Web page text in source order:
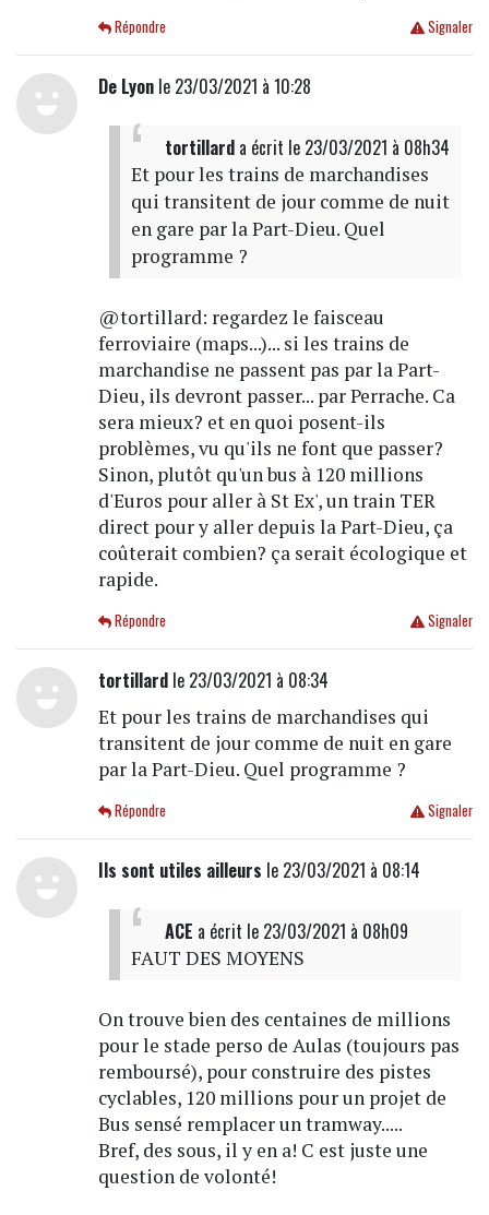
Signaler
Répondre
De Lyonle 23/03/2021 à 10:28
tortillarda écrit le 23/03/2021 à 08h34
Et pour les trains de marchandises
qui transitent de jour comme de nuit
en gare par la Part-Dieu. Quel
programme ?
@tortillard: regardez le faisceau
ferroviaire (maps...)... si les trains de
marchandise ne passent pas par la Part-
Dieu, ils devront passer... par Perrache. Ca
sera mieux? et en quoi posent-ils
problèmes, vu qu'ils ne font que passer?
Sinon, plutôt qu'un bus à 120 millions
d'Euros pour aller à St Ex', un train TER
direct pour y aller depuis la Part-Dieu, ça
coûterait combien? ça serait écologique et
rapide.
Signaler
Répondre
tortillardle 23/03/2021 à 08:34
Et pour les trains de marchandises qui
transitent de jour comme de nuit en gare
par la Part-Dieu. Quel programme ?
Signaler
Répondre
Ils sont utiles ailleurs le 23/03/2021 à 08:14
ACE a écrit le 23/03/2021 à 08h09
FAUT DES MOYENS
On trouve bien des centaines de millions
pour le stade perso de Aulas (toujours pas
remboursé), pour construire des pistes
cyclables, 120 millions pour un projet de
Bus sensé remplacer un tramway.....
Bref, des sous, il y en a! C est juste une
question de volonté!